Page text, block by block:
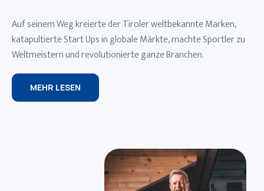
Auf seinem Weg kreierte der Tiroler weltbekannte Marken,
katapultierte Start Ups in globale Märkte, machte Sportler zu
Weltmeistern und revolutionierte ganze Branchen.
MEHR LESEN